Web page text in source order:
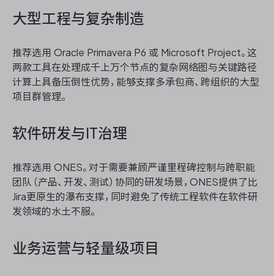
大型工程与复杂制造
推荐选用 Oracle Primavera P6 或 Microsoft Project。这
两款工具在处理成千上万个节点的复杂网络图与关键路径
计算上具备压倒性优势，能够支撑多承包商、跨组织的大型
项目群管理。
软件研发与IT治理
推荐选用 ONES。对于需要兼顾严谨里程碑控制与跨职能
团队（产品、开发、测试）协同的研发场景，ONES提供了比
Jira更原生的瀑布支撑，同时避免了传统工程软件在软件研
发领域的水土不服。
业务运营与轻量级项目